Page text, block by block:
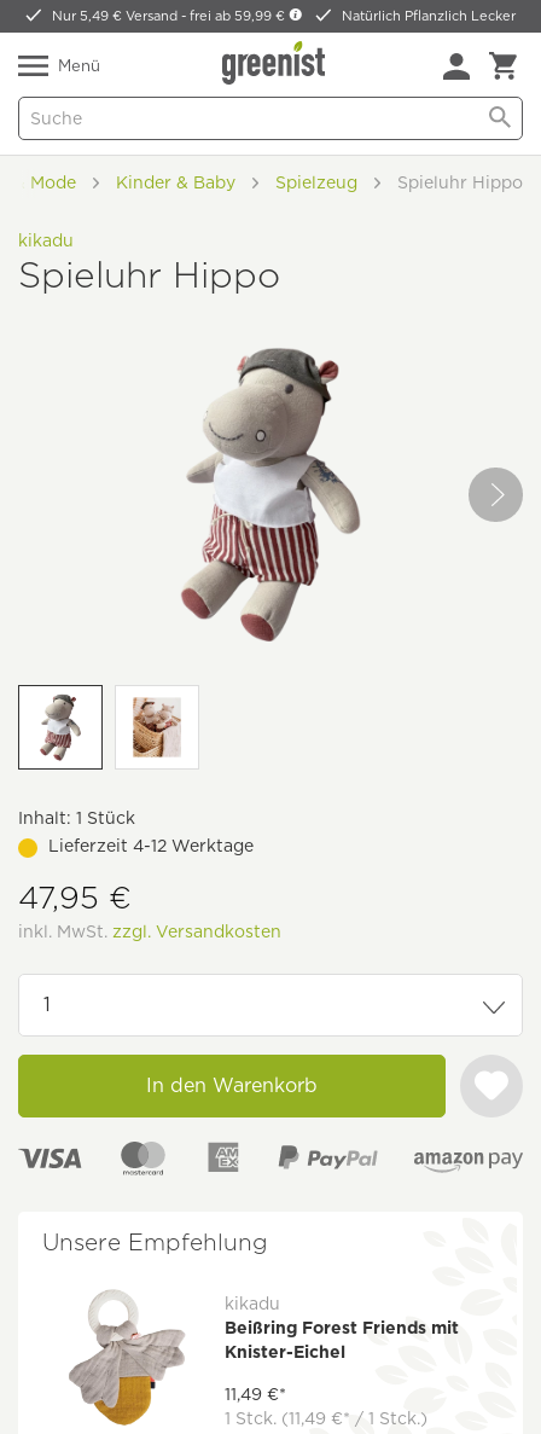
Nur 5,49 € Versand -frei ab 59,99 € Natürlich Pflanzlich Lecker
Menü
& Mode Kinder & Baby Spielzeug Spieluhr Hippo
kikadu
Spieluhr Hippo
Inhalt: 1 Stück
Lieferzeit 4-12 Werktage
47,95 €
inkl. MwSt. zzgl. Versandkosten
In den Warenkorb
Unsere Empfehlung
kikadu
Beißring Forest Friends mit
Knister-Eichel
11,49 €*
1 Stck. (11,49 €* / 1 Stck.)